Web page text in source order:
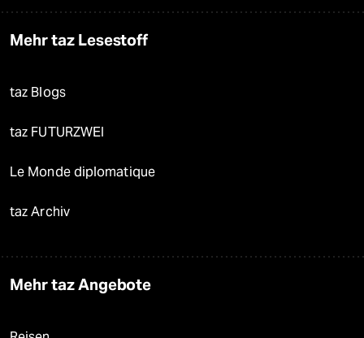
Mehr taz Lesestoff
taz Blogs
taz FUTURZWEI
Le Monde diplomatique
taz Archiv
Mehr taz Angebote